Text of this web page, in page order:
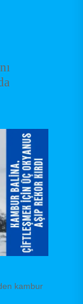
kambur